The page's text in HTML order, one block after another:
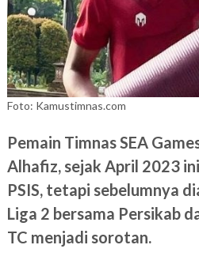
Foto: Kamustimnas.com
Pemain Timnas SEA
Alhafiz, sejak April 2023
PSIS, tetapi sebelumnya
Liga 2 bersama Persikab
TC menjadi sorotan.